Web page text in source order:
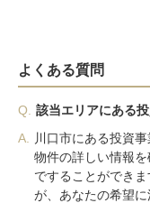
よくある質問
Q.
該当エリアにある
A.
川口市にある投資
物件の詳しい情報
ですることができ
が、あなたの希望に